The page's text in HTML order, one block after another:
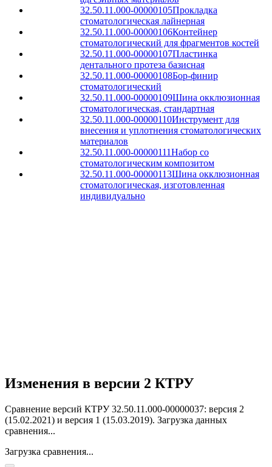
32.50.11.000-00000105Прокладка
стоматологическая лайнерная
32.50.11.000-00000106Контейнер
стоматологический для фрагментов костей
32.50.11.000-00000107Пластинка
дентального протеза базисная
32.50.11.000-00000108Бор-финир
стоматологический
32.50.11.000-00000109Шина окклюзионная
стоматологическая, стандартная
32.50.11.000-00000110Инструмент для
внесения и уплотнения стоматологических
материалов
32.50.11.000-00000111Набор со
стоматологическим композитом
32.50.11.000-00000113Шина окклюзионная
стоматологическая, изготовленная
индивидуально
Изменения в версии 2 КТРУ
Сравнение версий КТРУ 32.50.11.000-00000037: версия 2
(15.02.2021) и версия 1 (15.03.2019). Загрузка данных
сравнения...
Загрузка сравнения...